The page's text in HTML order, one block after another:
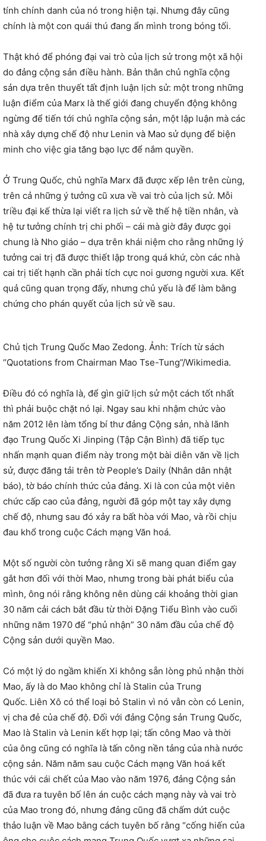
tính chính danh của nó trong hiện tại. Nhưng đây cũng
chính là một con quái thú đang ẩn mình trong bóng tối.
Thật khó để phóng đại vai trò của lịch sử trong một xã hội
do đảng cộng sản điều hành. Bản thân chủ nghĩa cộng
sản dựa trên thuyết tất định luận lịch sử: một trong những
luận điểm của Marx là thế giới đang chuyển động không
ngừng để tiến tới chủ nghĩa cộng sản, một lập luận mà các
nhà xây dựng chế độ như Lenin và Mao sử dụng để biện
minh cho việc gia tăng bạo lực để nắm quyền.
Ở Trung Quốc, chủ nghĩa Marx đã được xếp lên trên cùng,
trên cả những ý tưởng cũ xưa về vai trò của lịch sử. Mỗi
triều đại kế thừa lại viết ra lịch sử về thế hệ tiền nhân, và
hệ tư tưởng chính trị chi phối – cái mà giờ đây được gọi
chung là Nho giáo – dựa trên khái niệm cho rằng những lý
tưởng cai trị đã được thiết lập trong quá khứ, còn các nhà
cai trị tiết hạnh cần phải tích cực noi gương người xưa. Kết
quả cũng quan trọng đấy, nhưng chủ yếu là để làm bằng
chứng cho phán quyết của lịch sử về sau.
Chủ tịch Trung Quốc Mao Zedong. Ảnh: Trích từ sách
“Quotations from Chairman Mao Tse-Tung”/Wikimedia.
Điều đó có nghĩa là, để gìn giữ lịch sử một cách tốt nhất
thì phải buộc chặt nó lại. Ngay sau khi nhậm chức vào
năm 2012 lên làm tổng bí thư đảng Cộng sản, nhà lãnh
đạo Trung Quốc Xi Jinping (Tập Cận Bình) đã tiếp tục
nhấn mạnh quan điểm này trong một bài diễn văn về lịch
sử, được đăng tải trên tờ People’s Daily (Nhân dân nhật
báo), tờ báo chính thức của đảng. Xi là con của một viên
chức cấp cao của đảng, người đã góp một tay xây dựng
chế độ, nhưng sau đó xảy ra bất hòa với Mao, và rồi chịu
đau khổ trong cuộc Cách mạng Văn hoá.
Một số người còn tưởng rằng Xi sẽ mang quan điểm gay
gắt hơn đối với thời Mao, nhưng trong bài phát biểu của
mình, ông nói rằng không nên dùng cái khoảng thời gian
30 năm cải cách bắt đầu từ thời Đặng Tiểu Bình vào cuối
những năm 1970 để “phủ nhận” 30 năm đầu của chế độ
Cộng sản dưới quyền Mao.
Có một lý do ngầm khiến Xi không sẵn lòng phủ nhận thời
Mao, ấy là do Mao không chỉ là Stalin của Trung
Quốc. Liên Xô có thể loại bỏ Stalin vì nó vẫn còn có Lenin,
vị cha đẻ của chế độ. Đối với đảng Cộng sản Trung Quốc,
Mao là Stalin và Lenin kết hợp lại; tấn công Mao và thời
của ông cũng có nghĩa là tấn công nền tảng của nhà nước
cộng sản. Năm năm sau cuộc Cách mạng Văn hoá kết
thúc với cái chết của Mao vào năm 1976, đảng Cộng sản
đã đưa ra tuyên bố lên án cuộc cách mạng này và vai trò
của Mao trong đó, nhưng đảng cũng đã chấm dứt cuộc
thảo luận về Mao bằng cách tuyên bố rằng “cống hiến của